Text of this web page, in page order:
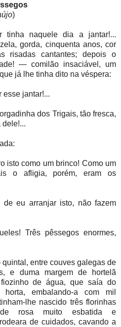
)
naquele dia a jantar!...
gorda, cinquenta anos, cor
risadas cantantes; depois o
— comilão insaciável, um
já lhe tinha dito na véspera:
jantar!...
dos Trigais, tão fresca,
dele!...
isto como um brinco! Como um
o afligia, porém, eram os
eu arranjar isto, não fazem
Três pêssegos enormes,
entre couves galegas de
e duma margem de hortelã
de água, que saía do
embalando-a com mil
lhe nascido três florinhas
rosa muito esbatida e
de cuidados, cavando a